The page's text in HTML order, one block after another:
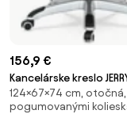
156,9 €
Kancelárske kreslo
látka, tmavosivá
124×67×74 cm, otočná,
pogumovanými